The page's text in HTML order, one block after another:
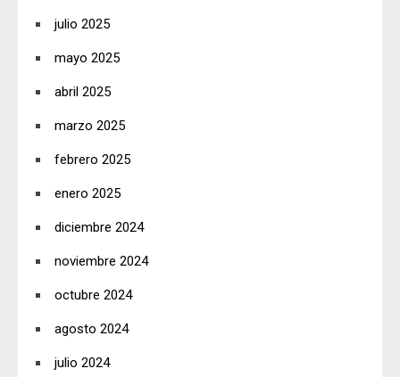
julio 2025
mayo 2025
abril 2025
marzo 2025
febrero 2025
enero 2025
diciembre 2024
noviembre 2024
octubre 2024
agosto 2024
julio 2024